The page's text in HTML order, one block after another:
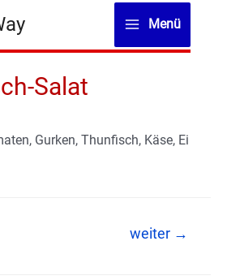
Main
Menü
Salat
Gurken, Thunfisch, Käse, Ei
weiter →